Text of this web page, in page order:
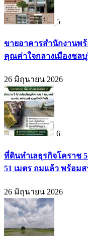
5
ขายอาคารสำนักงานพ
คุณค่าใจกลางเมืองชลบุ
26 มิถุนายน 2026
6
ที่ดินทำเลธุรกิจโคราช
51 เมตร ถมแล้ว พร้อม
26 มิถุนายน 2026